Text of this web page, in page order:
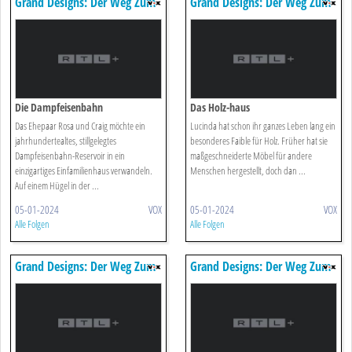
Traumhaus
Die Dampfeisenbahn
Das Ehepaar Rosa und Craig möchte ein
jahrhundertealtes, stillgelegtes
Dampfeisenbahn-Reservoir in ein
einzigartiges Einfamilienhaus verwandeln.
Auf einem Hügel in der ...
05-01-2024 VOX
Alle Folgen
Traumhaus
Das Holz-haus
Lucinda hat schon ihr ganzes Leben lang ein
besonderes Faible für Holz. Früher hat sie
maßgeschneiderte Möbel für andere
Menschen hergestellt, doch dan ...
05-01-2024 VOX
Alle Folgen
Grand Designs: Der Weg Zum
Traumhaus
Grand Designs: Der Weg Zum
Traumhaus